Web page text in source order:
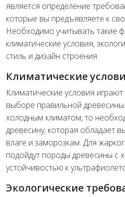
является определение
которые вы предъявляете к
Необходимо учитывать такие
климатические условия,
стиль и дизайн строения.
Климатические
Климатические условия
выборе правильной
холодным климатом, то
древесину, которая обладает
влаге и заморозкам. Для
подойдут породы древесины с
устойчивостью к
Экологические